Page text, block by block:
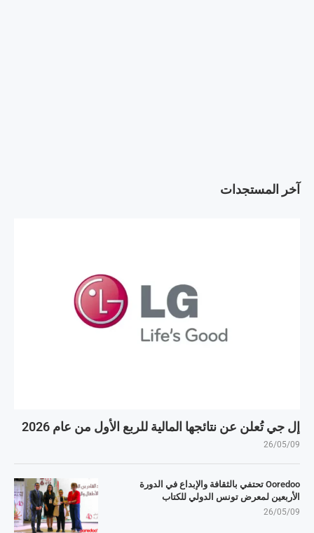
آخر المستجدات
إل جي تُعلن عن نتائجها المالية للربع الأول من عام 2026
26/05/09
Ooredoo تحتفي بالثقافة والإبداع في الدورة
الأربعين لمعرض تونس الدولي للكتاب
26/05/09